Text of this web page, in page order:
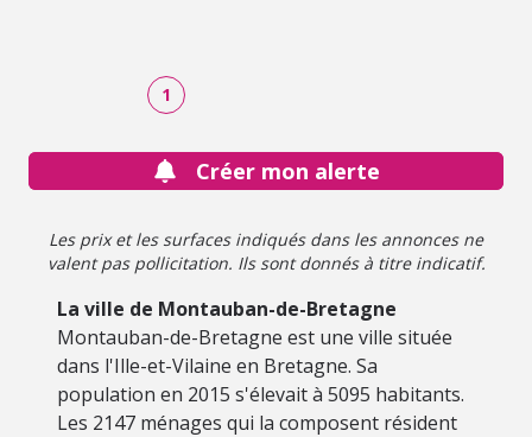
1
Créer mon alerte
Les prix et les surfaces indiqués dans les annonces ne
valent pas pollicitation. Ils sont donnés à titre indicatif.
La ville de Montauban-de-Bretagne
Montauban-de-Bretagne est une ville située
dans l'Ille-et-Vilaine en Bretagne. Sa
population en 2015 s'élevait à 5095 habitants.
Les 2147 ménages qui la composent résident